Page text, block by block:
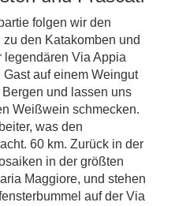
folgen wir den
den Katakomben und
legendären Via Appia
auf einem Weingut
und lassen uns
Weißwein schmecken.
was den
60 km. Zurück in der
in der größten
Maggiore, und stehen
auf der Via